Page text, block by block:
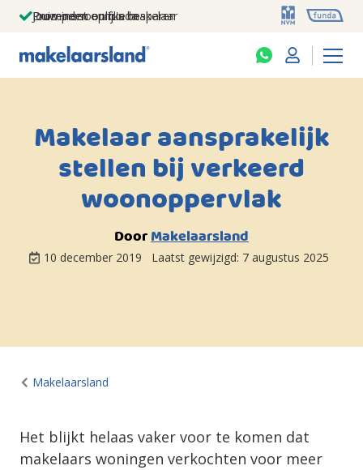
Jouw persoonlijke makelaar
Duizenden euro's besparen
Prominent op funda
Makelaar aansprakelijk
stellen bij verkeerd
woonoppervlak
DoorMakelaarsland
10 december 2019 Laatst gewijzigd: 7 augustus 2025
Makelaarsland
Het blijkt helaas vaker voor te komen dat
makelaars woningen verkochten voor meer